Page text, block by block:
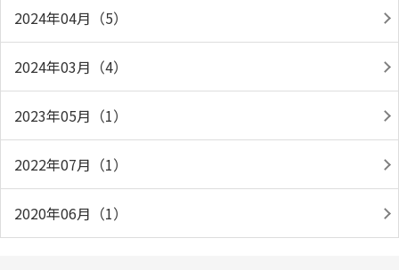
2024年04月（5）
2024年03月（4）
2023年05月（1）
2022年07月（1）
2020年06月（1）